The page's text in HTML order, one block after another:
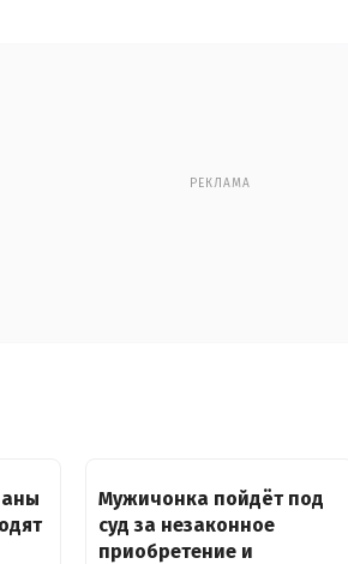
РЕКЛАМА
Мужичонка пойдёт под
суд за незаконное
приобретение и